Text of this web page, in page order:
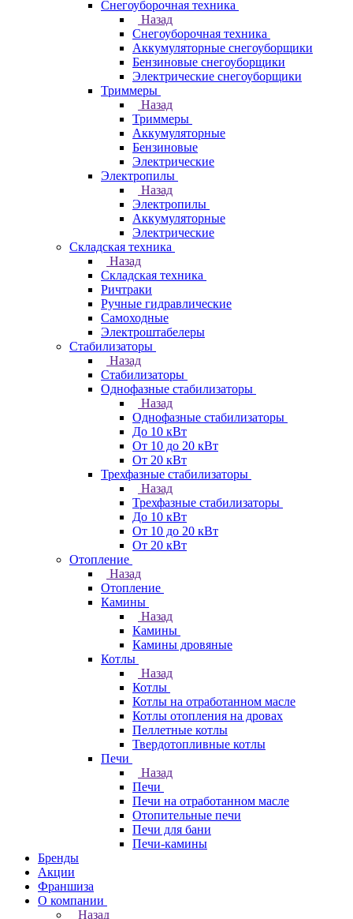
Снегоуборочная техника
Назад
Снегоуборочная техника
Аккумуляторные снегоуборщики
Бензиновые снегоуборщики
Электрические снегоуборщики
Триммеры
Назад
Триммеры
Аккумуляторные
Бензиновые
Электрические
Электропилы
Назад
Электропилы
Аккумуляторные
Электрические
Складская техника
Назад
Складская техника
Ричтраки
Ручные гидравлические
Самоходные
Электроштабелеры
Стабилизаторы
Назад
Стабилизаторы
Однофазные стабилизаторы
Назад
Однофазные стабилизаторы
До 10 кВт
От 10 до 20 кВт
От 20 кВт
Трехфазные стабилизаторы
Назад
Трехфазные стабилизаторы
До 10 кВт
От 10 до 20 кВт
От 20 кВт
Отопление
Назад
Отопление
Камины
Назад
Камины
Камины дровяные
Котлы
Назад
Котлы
Котлы на отработанном масле
Котлы отопления на дровах
Пеллетные котлы
Твердотопливные котлы
Печи
Назад
Печи
Печи на отработанном масле
Отопительные печи
Печи для бани
Печи-камины
Бренды
Акции
Франшиза
О компании
Назад